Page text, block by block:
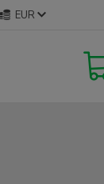
EUR